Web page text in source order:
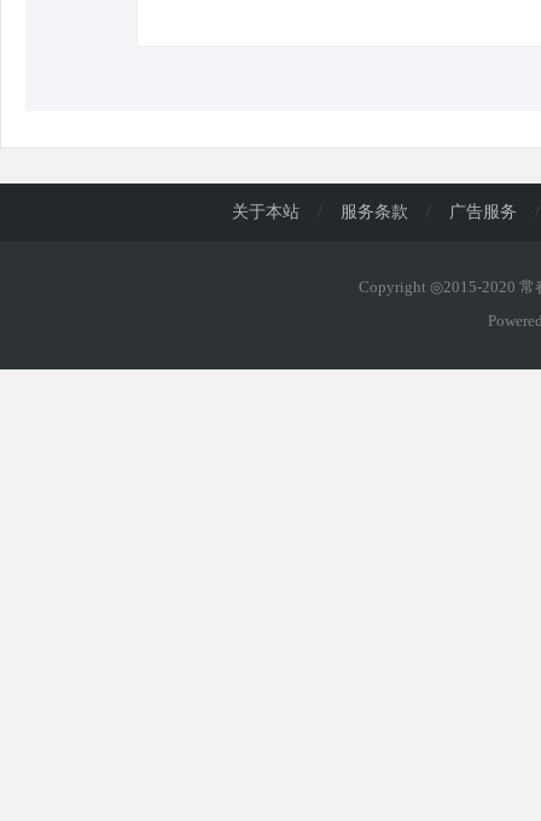
关于本站 / 服务条款 / 广告服务 /
Copyright ◎2015-2020 常